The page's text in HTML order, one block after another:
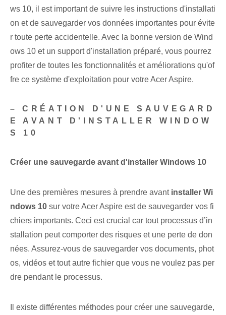
ws 10, il est important de suivre les instructions d'installati
on et de sauvegarder vos données importantes pour évite
r toute perte accidentelle. Avec la bonne version de Wind
ows 10 et un support d'installation préparé, vous pourrez
profiter de toutes les fonctionnalités et améliorations qu'of
fre ce système d'exploitation pour votre Acer Aspire.
– CRÉATION D'UNE SAUVEGARD
E AVANT D'INSTALLER WINDOW
S 10
Créer une sauvegarde avant d'installer Windows 10
Une des premières mesures à prendre avant installer Wi
ndows 10 sur votre Acer Aspire est de sauvegarder vos fi
chiers importants. Ceci est crucial car tout processus d’in
stallation peut comporter des risques et une perte de don
nées. Assurez-vous de sauvegarder vos documents, phot
os, vidéos et tout autre fichier que vous ne voulez pas per
dre pendant le processus.
Il existe différentes méthodes pour créer une sauvegarde,